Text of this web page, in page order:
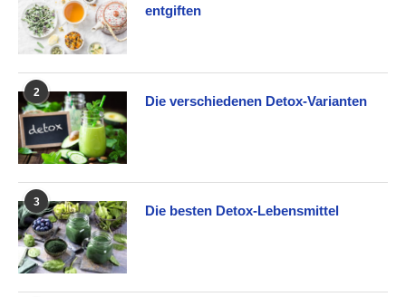
entgiften
2
Die verschiedenen Detox-Varianten
3
Die besten Detox-Lebensmittel